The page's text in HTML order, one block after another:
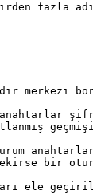
fazla
merkezi
bir
ele